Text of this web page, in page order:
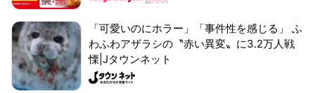
「可愛いのにホラー」「事件性を感じる」 ふ
わふわアザラシの〝赤い異変〟に3.2万人戦
慄|Jタウンネット